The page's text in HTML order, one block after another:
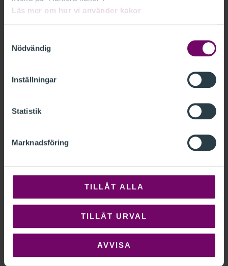
Läs mer om hur vi använder kakor
Nödvändig
Inställningar
Statistik
Marknadsföring
TILLÅT ALLA
TILLÅT URVAL
AVVISA
ALLA PAKET
Relaterade utbildningar